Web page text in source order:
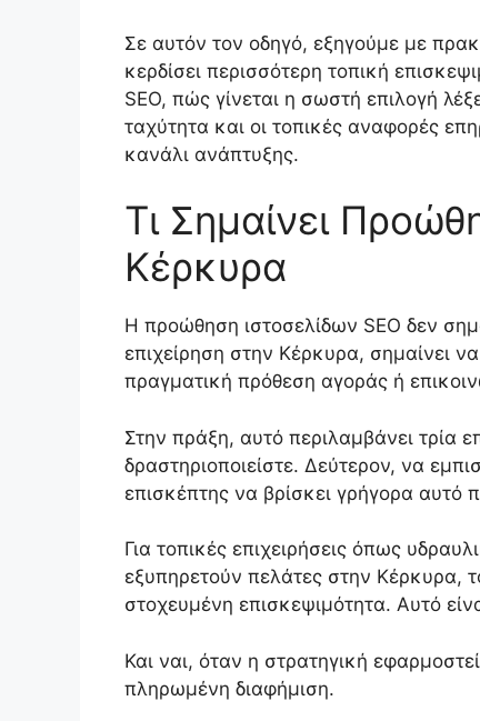
Σε αυτόν τον οδηγό, εξηγούμε με
κερδίσει περισσότερη τοπική
SEO, πώς γίνεται η σωστή επιλογή
ταχύτητα και οι τοπικές αναφορές
κανάλι ανάπτυξης.
Τι Σημαίνει
Κέρκυρα
Η προώθηση ιστοσελίδων SEO δεν
επιχείρηση στην Κέρκυρα, σημαίνει
πραγματική πρόθεση αγοράς ή
Στην πράξη, αυτό περιλαμβάνει τρία
δραστηριοποιείστε. Δεύτερον, να
επισκέπτης να βρίσκει γρήγορα
Για τοπικές επιχειρήσεις όπως
εξυπηρετούν πελάτες στην Κέρκυρα,
στοχευμένη επισκεψιμότητα. Αυτό
Και ναι, όταν η στρατηγική
πληρωμένη διαφήμιση.